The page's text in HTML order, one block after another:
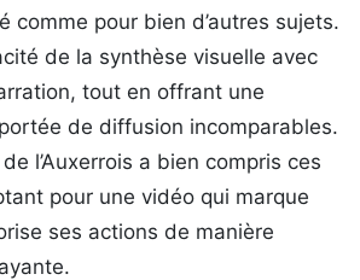
comme pour bien d’autres sujets.
de la synthèse visuelle avec
tout en offrant une
de diffusion incomparables.
l’Auxerrois a bien compris ces
pour une vidéo qui marque
ses actions de manière